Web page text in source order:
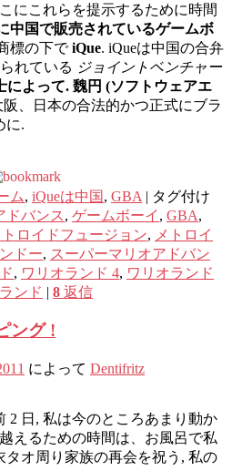
にこれらを提示するために時間
中国で販売されているゲームボ
標の下でiQue. iQueは中国の合弁
れている ジョイントベンチャー
によって. 魏円 (ソフトウェアエ
阪、日本の合法的かつ正式にブラ
に.
ム, iQueは中国 , GBA | タグ付け
ドバンス , ゲームボーイ , GBA,
トロイドフュージョン, メトロイ
ドー, スーパーマリオアドバン
, ワリオランド 4, ワリオランド
ンド | 8 返信
ング !
によって Dentifritz
2 日, 私は今のところあまり動か
えるための時間は、お風呂で私
タオ周り家族の再会を祝う, 私の